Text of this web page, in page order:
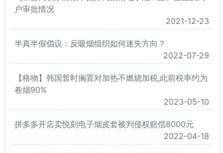
户审批情况
2021-12-23
半真半假倡议：反吸烟组织如何迷失方向？
2022-07-29
【格物】韩国暂时搁置对加热不燃烧加税,此前税率约为
卷烟90%
2023-05-10
拼多多开店卖悦刻电子烟皮套被判侵权赔偿8000元
2022-04-18